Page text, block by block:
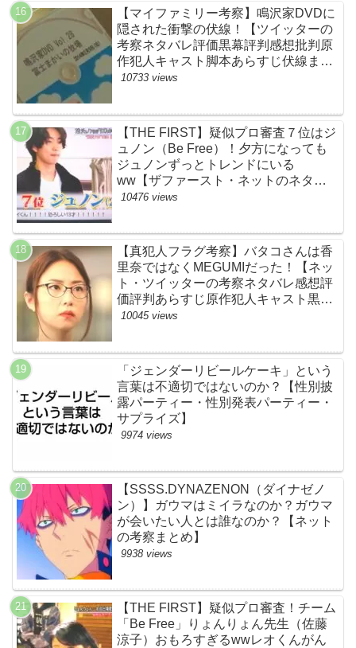
【マイファミリー考察】鳴沢家DVDに
隠された衝撃の伏線！【ツイッターの
考察ネタバレ評価黒幕評判感想批判原
作犯人キャスト脚本あらすじ伏線まと
め】
10733 views
【THE FIRST】疑似プロ審査７位はジ
ュノン（Be Free）！夕方になっても
ジュノンずっとトレンドにいる
ww【ザファースト・ネットのネタバ
レ感想考察まとめ・スッキリ・
10476 views
【真犯人フラグ考察】バタコさんは香
里奈ではなくMEGUMIだった！【ネッ
ト・ツイッターの考察ネタバレ感想評
価評判あらすじ原作犯人キャスト黒幕
伏線まとめ】
10045 views
「ジェンダーリビールケーキ」という
言葉は不適切ではないのか？【性別披
露パーティー・性別発表パーティー・
サプライズ】
9974 views
【SSSS.DYNAZENON（ダイナゼノ
ン）】ガウマはミイラなのか？ガウマ
が会いたい人とは誰なのか？【ネット
の考察まとめ】
9938 views
【THE FIRST】疑似プロ審査！チーム
「Be Free」りょんりょん先生（佐藤
涼子）おもろすぎるwwレオくんがん